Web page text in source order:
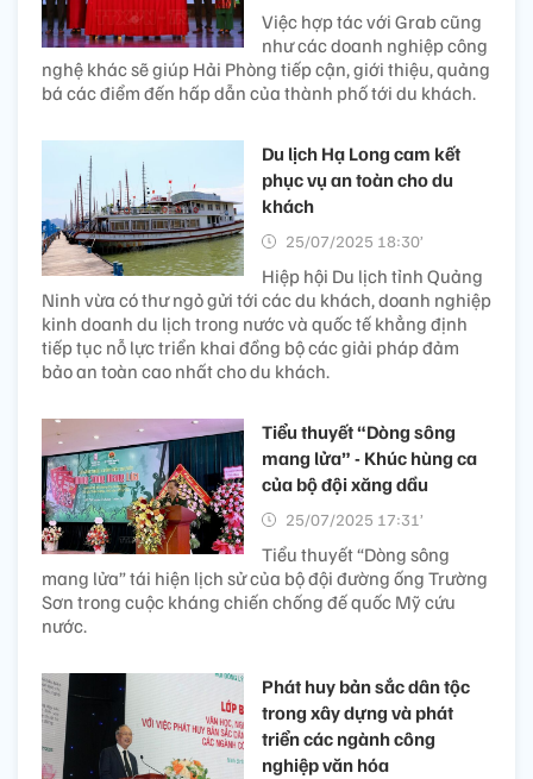
Việc hợp tác với Grab cũng
như các doanh nghiệp công
nghệ khác sẽ giúp Hải Phòng tiếp cận, giới thiệu, quảng
bá các điểm đến hấp dẫn của thành phố tới du khách.
Du lịch Hạ Long cam kết
phục vụ an toàn cho du
khách
25/07/2025 18:30’
Hiệp hội Du lịch tỉnh Quảng
Ninh vừa có thư ngỏ gửi tới các du khách, doanh nghiệp
kinh doanh du lịch trong nước và quốc tế khẳng định
tiếp tục nỗ lực triển khai đồng bộ các giải pháp đảm
bảo an toàn cao nhất cho du khách.
Tiểu thuyết “Dòng sông
mang lửa” - Khúc hùng ca
của bộ đội xăng dầu
25/07/2025 17:31’
Tiểu thuyết “Dòng sông
mang lửa” tái hiện lịch sử của bộ đội đường ống Trường
Sơn trong cuộc kháng chiến chống đế quốc Mỹ cứu
nước.
Phát huy bản sắc dân tộc
trong xây dựng và phát
triển các ngành công
nghiệp văn hóa